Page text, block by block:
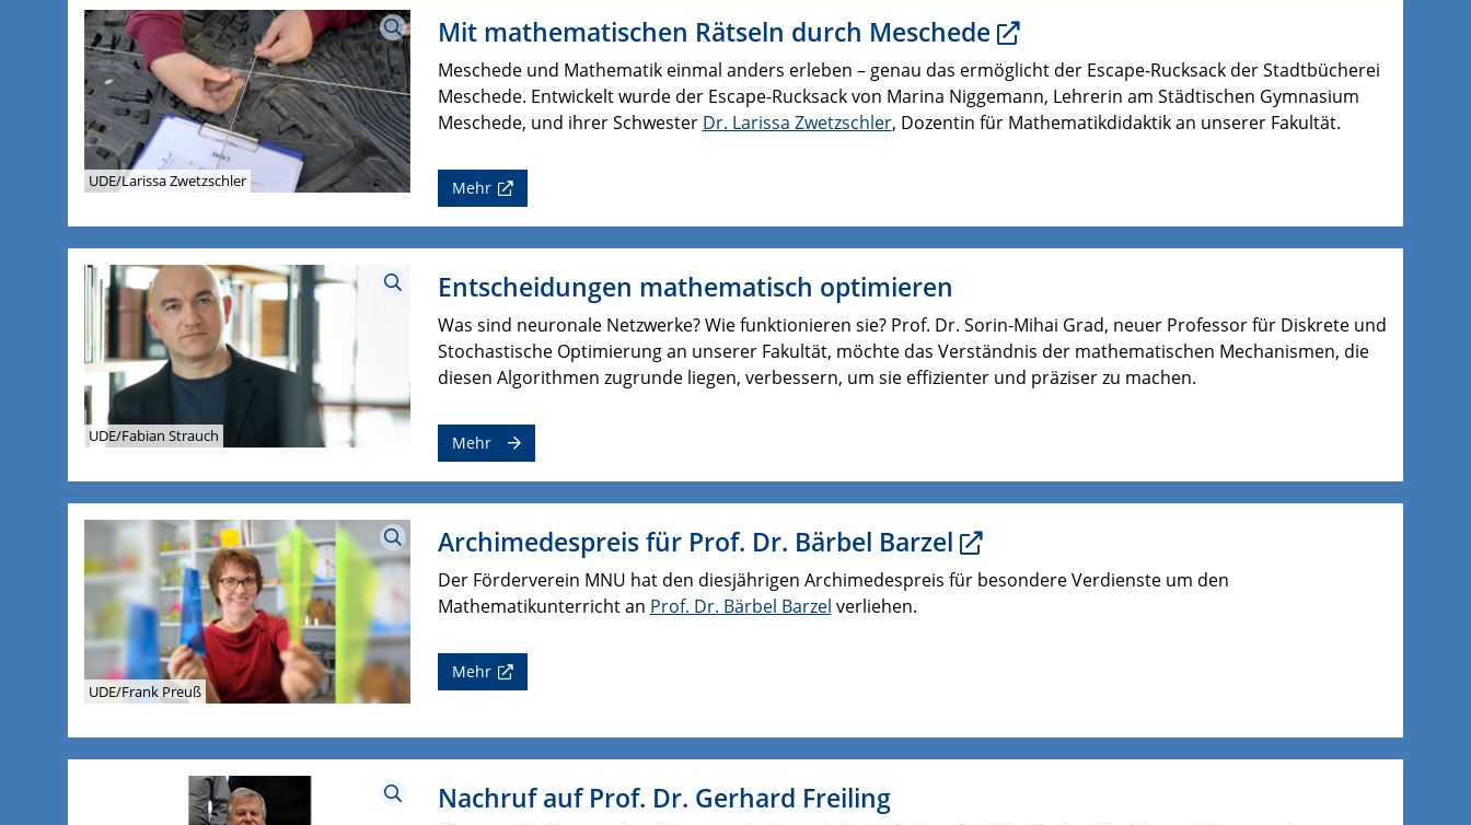
UDE/Larissa Zwetzschler
Mit mathematischen Rätseln durch Meschede
Meschede und Mathematik einmal anders erleben – genau das ermöglicht der Escape-Rucksack der Stadtbücherei
Meschede. Entwickelt wurde der Escape-Rucksack von Marina Niggemann, Lehrerin am Städtischen Gymnasium
Meschede, und ihrer Schwester Dr. Larissa Zwetzschler, Dozentin für Mathematikdidaktik an unserer Fakultät.
Mehr
UDE/Fabian Strauch
Entscheidungen mathematisch optimieren
Was sind neuronale Netzwerke? Wie funktionieren sie? Prof. Dr. Sorin-Mihai Grad, neuer Professor für Diskrete und
Stochastische Optimierung an unserer Fakultät, möchte das Verständnis der mathematischen Mechanismen, die
diesen Algorithmen zugrunde liegen, verbessern, um sie effizienter und präziser zu machen.
Mehr
UDE/Frank Preuß
Archimedespreis für Prof. Dr. Bärbel Barzel
Der Förderverein MNU hat den diesjährigen Archimedespreis für besondere Verdienste um den
Mathematikunterricht an Prof. Dr. Bärbel Barzel verliehen.
Mehr
Nachruf auf Prof. Dr. Gerhard Freiling